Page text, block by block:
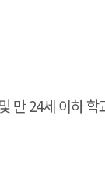
만 24세 이하 학